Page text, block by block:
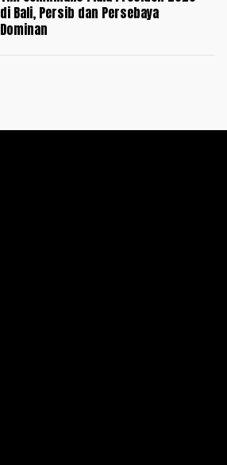
di Bali, Persib dan Persebaya
Dominan